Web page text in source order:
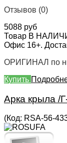
Отзывов (0)
5088 руб
Товар В
Офис 16+.
ОРИГИНАЛ по
Купить
Арка крыла /
(Код: RSA-56-